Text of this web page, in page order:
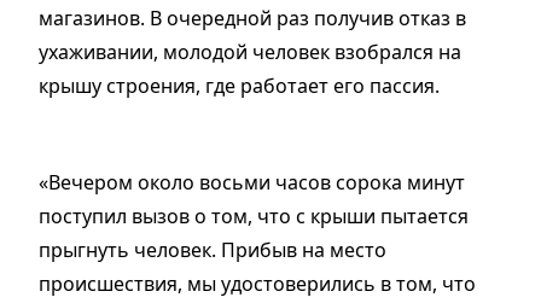
магазинов. В очередной раз получив отказ в
ухаживании, молодой человек взобрался на
крышу строения, где работает его пассия.
«Вечером около восьми часов сорока минут
поступил вызов о том, что с крыши пытается
прыгнуть человек. Прибыв на место
происшествия, мы удостоверились в том, что